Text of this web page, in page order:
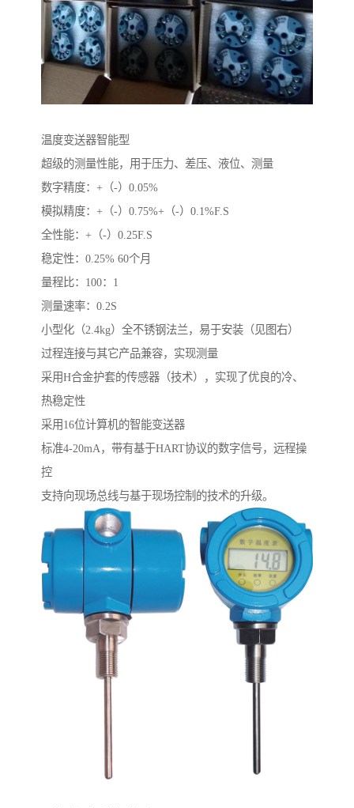
温度变送器智能型
超级的测量性能，用于压力、差压、液位、测量
数字精度：+（-）0.05%
模拟精度：+（-）0.75%+（-）0.1%F.S
全性能：+（-）0.25F.S
稳定性：0.25% 60个月
量程比：100：1
测量速率：0.2S
小型化（2.4kg）全不锈钢法兰，易于安装（见图右）
过程连接与其它产品兼容，实现测量
采用H合金护套的传感器（技术），实现了优良的冷、
热稳定性
采用16位计算机的智能变送器
标准4-20mA，带有基于HART协议的数字信号，远程操
控
支持向现场总线与基于现场控制的技术的升级。